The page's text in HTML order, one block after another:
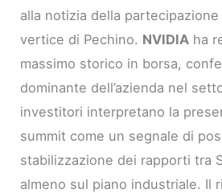
alla notizia della partecipazione
vertice di Pechino. NVIDIA ha
massimo storico in borsa,
dominante dell’azienda nel
investitori interpretano la
summit come un segnale di
stabilizzazione dei rapporti tra
almeno sul piano industriale. Il